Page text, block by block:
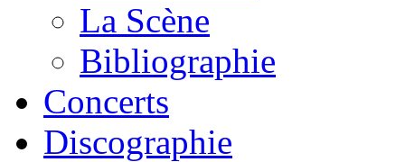
La Scène
Bibliographie
Concerts
Discographie